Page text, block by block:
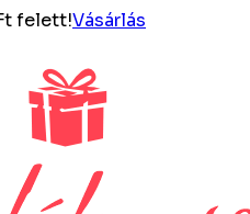
felett!Vásárlás